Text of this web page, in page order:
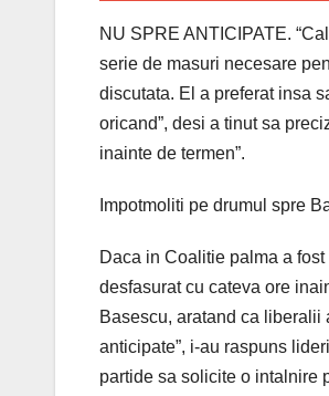
NU SPRE ANTICIPATE.
serie de masuri necesare
discutata. El a preferat insa
oricand”, desi a tinut sa
inainte de termen”.
Impotmoliti pe drumul spre
Daca in Coalitie palma a
desfasurat cu cateva ore
Basescu, aratand ca liberalii
anticipate”, i-au raspuns
partide sa solicite o intalnire